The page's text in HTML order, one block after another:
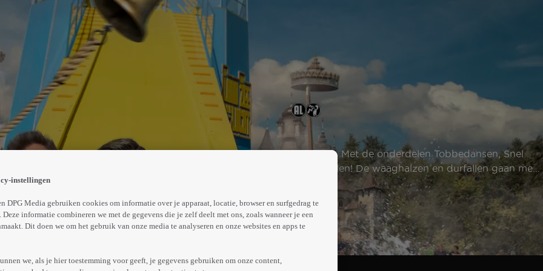
een poging om de schans af te gaan en de bel te luiden. Met de onderdelen Tobbedansen, Snel
ze weer glijden, plonsen, rijden, trappen, duwen en ook heel veel bellen! De waaghalzen en durfallen gaan met
instellingen
DPG Media gebruiken cookies om informatie over je apparaat, locatie, browser en surfgedrag te
Deze informatie combineren we met de gegevens die je zelf deelt met ons, zoals wanneer je een
Dit doen we om het gebruik van onze media te analyseren en onze websites en apps te
we, als je hier toestemming voor geeft, je gegevens gebruiken om onze content,